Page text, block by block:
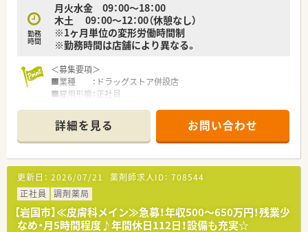
勤務
時間
月火水金 09：00～18：00
木土 09：00～12：00（休憩なし）
※1ヶ月単位の変形労働時間制
※勤務時間は店舗により異なる。
＜募集要項＞
■業種 ：ドラッグストア併設店
■雇用形態：正社員
■資格 ：薬剤師免許をお持ちの方（取得見込みの方を含む）
■給与 ：470～600万円
■休日 ：日祝＋その他シフトに準ずる
【求人担当者 オススメポイント】
■福利厚生が整っており、勤務終わりに買い物も可能です！（ポイ
活でOK！）
＜こんな薬局です＞
詳細を見る お問い合わせ
更新日： 2026/07/21 薬剤師求人ID： 708544
正社員
調剤薬局
【岩国市】≪皮膚科メイン≫急募！年収500～650万円！残業少
なめ・月5時間程度♪年間休日112日！設備も充実☆